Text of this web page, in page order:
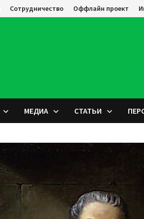
Сотрудничество Оффлайн проект
МЕДИА СТАТЬИ